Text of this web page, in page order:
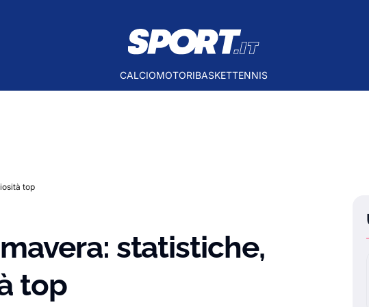
CALCIOMOTORIBASKETTENNIS
top
statistiche,
top